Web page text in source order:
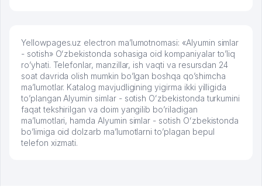
Yellowpages.uz electron ma’lumotnomasi: «Alyumin simlar
- sotish» Oʻzbekistonda sohasiga oid kompaniyalar to’liq
ro’yhati. Telefonlar, manzillar, ish vaqti va resursdan 24
soat davrida olish mumkin bo’lgan boshqa qo’shimcha
ma’lumotlar. Katalog mavjudligining yigirma ikki yilligida
to’plangan Alyumin simlar - sotish Oʻzbekistonda turkumini
faqat tekshirilgan va doim yangilib bo’riladigan
ma’lumotlari, hamda Alyumin simlar - sotish Oʻzbekistonda
bo’limiga oid dolzarb ma’lumotlarni to’plagan bepul
telefon xizmati.